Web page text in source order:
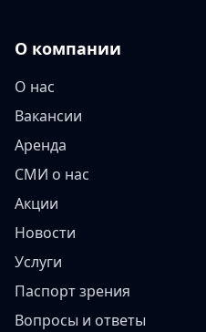
О компании
О нас
Вакансии
Аренда
СМИ о нас
Акции
Новости
Услуги
Паспорт зрения
Вопросы и ответы